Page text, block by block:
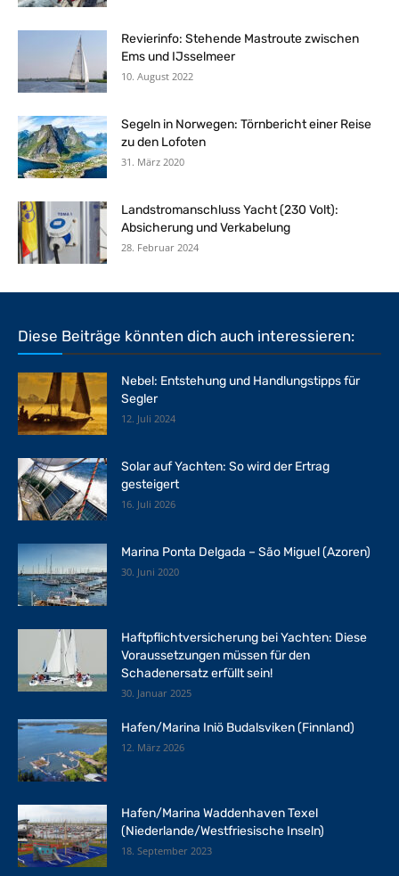
Revierinfo: Stehende Mastroute zwischen
Ems und IJsselmeer
10. August 2022
Segeln in Norwegen: Törnbericht einer Reise
zu den Lofoten
31. März 2020
Landstromanschluss Yacht (230 Volt):
Absicherung und Verkabelung
28. Februar 2024
Diese Beiträge könnten dich auch interessieren:
Nebel: Entstehung und Handlungstipps für
Segler
12. Juli 2024
Solar auf Yachten: So wird der Ertrag
gesteigert
16. Juli 2026
Marina Ponta Delgada – São Miguel (Azoren)
30. Juni 2020
Haftpflichtversicherung bei Yachten: Diese
Voraussetzungen müssen für den
Schadenersatz erfüllt sein!
30. Januar 2025
Hafen/Marina Iniö Budalsviken (Finnland)
12. März 2026
Hafen/Marina Waddenhaven Texel
(Niederlande/Westfriesische Inseln)
18. September 2023